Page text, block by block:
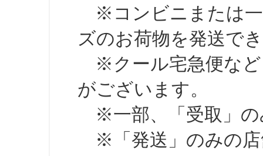
※コンビニまたは一
ズのお荷物を発送で
※クール宅急便など
がございます。
※一部、「受取」の
※「発送」のみの店